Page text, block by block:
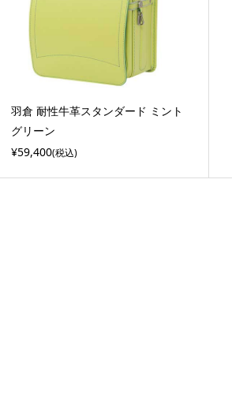
羽倉 耐性牛革スタンダード ミント
グリーン
¥59,400(税込)